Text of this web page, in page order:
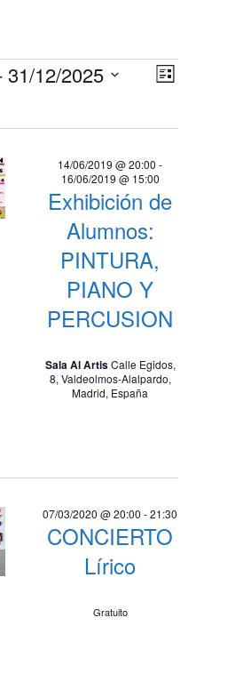
N
v
e
g
a
c
i
ó
d
t
N
c
e
i
e
E
Lista
31/12/2025
fecha.
Exhibición de
Alumnos:
PINTURA,
PIANO Y
PERCUSION
14/06/2019 @ 20:00 -
16/06/2019 @ 15:00
Sala Al ArtisCalle Egidos,
8, Valdeolmos-Alalpardo,
Madrid, España
CONCIERTO
Lírico
07/03/2020 @ 20:00 -21:30
Gratuito